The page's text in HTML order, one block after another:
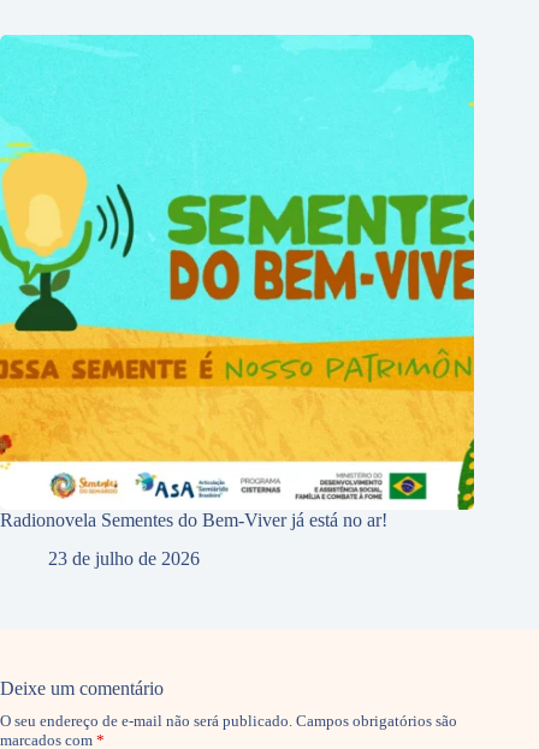
Radionovela Sementes do Bem-Viver já está no ar!
23 de julho de 2026
Deixe um comentário
O seu endereço de e-mail não será publicado. Campos obrigatórios são
marcados com *